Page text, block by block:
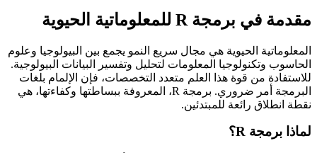
مقدمة في برمجة R للمعلوماتية الحيوية
المعلوماتية الحيوية هي مجال سريع النمو يجمع بين البيولوجيا وعلوم
الحاسوب وتكنولوجيا المعلومات لتحليل وتفسير البيانات البيولوجية.
للاستفادة من قوة هذا العلم متعدد التخصصات، فإن الإلمام بلغات
البرمجة أمر ضروري. برمجة R، المعروفة ببساطتها وكفاءتها، هي
نقطة انطلاق رائعة للمبتدئين.
لماذا برمجة R؟